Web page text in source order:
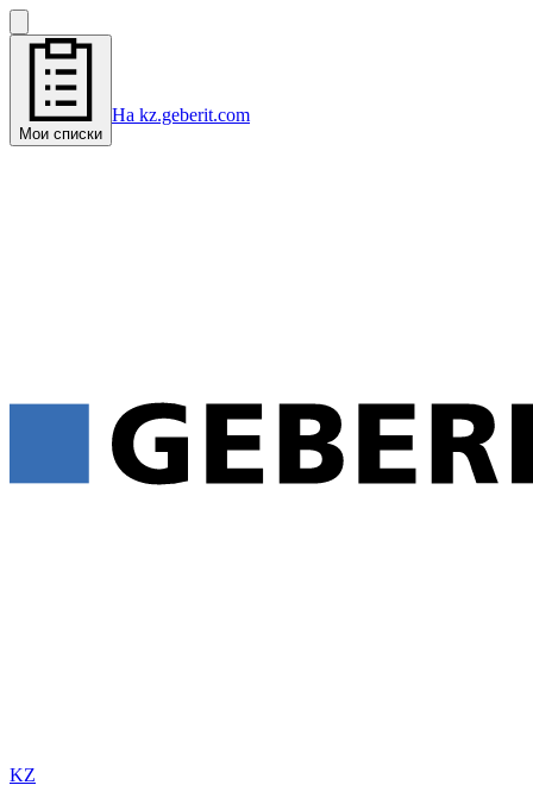
Мои списки
На kz.geberit.com
KZ